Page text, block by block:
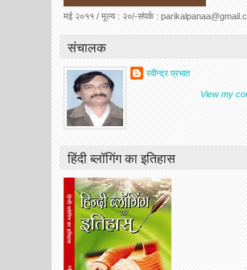
मई २०११ / मूल्य : २०/-संपर्क :
संचालक
रवीन्द्र प्रभात
View my
हिंदी ब्लॉगिंग का इतिहास